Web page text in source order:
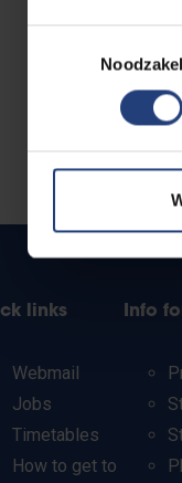
links
Webmail
Jobs
Timetables
How to get to
Info